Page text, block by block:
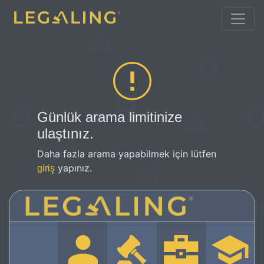
Günlük arama limitinize
ulaştınız.
Daha fazla arama yapabilmek için lütfen
giriş yapınız.